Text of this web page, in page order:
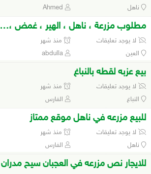
ناهل
مطلوب مزرعة ، ناهل ، الهير ، غمض ، السويدة، سيح حرز 900,000
لا يوجد تعليقات
منذ شهر
العين
abdulla
بيع عزبه لقطه بالنباغ
لا يوجد تعليقات
منذ شهر
النباغ
الفارس
للبيع مزرعه في ناهل موقع ممتاز
لا يوجد تعليقات
منذ شهر
ناهل
الفارس
للايجار نص مزرعه في العجبان سيح مدران